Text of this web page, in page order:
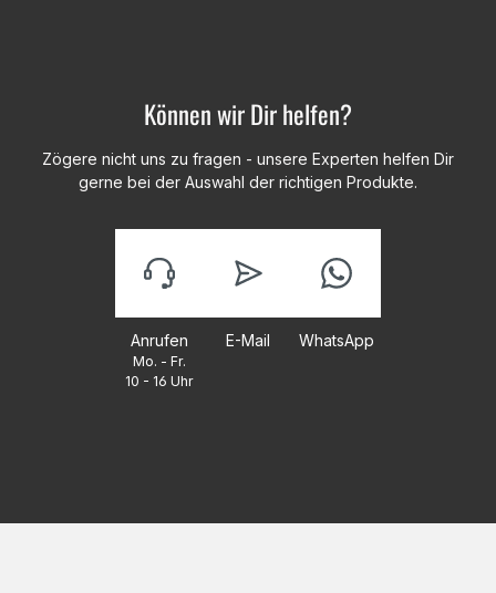
Können wir Dir helfen?
Zögere nicht uns zu fragen - unsere Experten helfen Dir
gerne bei der Auswahl der richtigen Produkte.
Anrufen
Mo. - Fr.
10 - 16 Uhr
E-Mail WhatsApp